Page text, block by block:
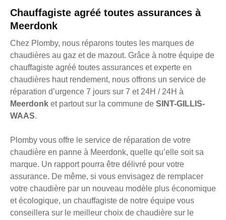
Chauffagiste agréé toutes assurances à
Meerdonk
Chez Plomby, nous réparons toutes les marques de
chaudières au gaz et de mazout. Grâce à notre équipe de
chauffagiste agréé toutes assurances et experte en
chaudières haut rendement, nous offrons un service de
réparation d’urgence 7 jours sur 7 et 24H / 24H à
Meerdonk et partout sur la commune de SINT-GILLIS-
WAAS.
Plomby vous offre le service de réparation de votre
chaudière en panne à Meerdonk, quelle qu’elle soit sa
marque. Un rapport pourra être délivré pour votre
assurance. De même, si vous envisagez de remplacer
votre chaudière par un nouveau modèle plus économique
et écologique, un chauffagiste de notre équipe vous
conseillera sur le meilleur choix de chaudière sur le